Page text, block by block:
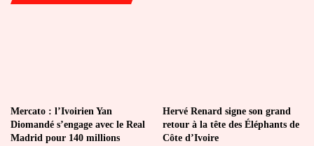
Mercato : l’Ivoirien Yan
Diomandé s’engage avec le Real
Madrid pour 140 millions
Hervé Renard signe son grand
retour à la tête des Éléphants de
Côte d’Ivoire